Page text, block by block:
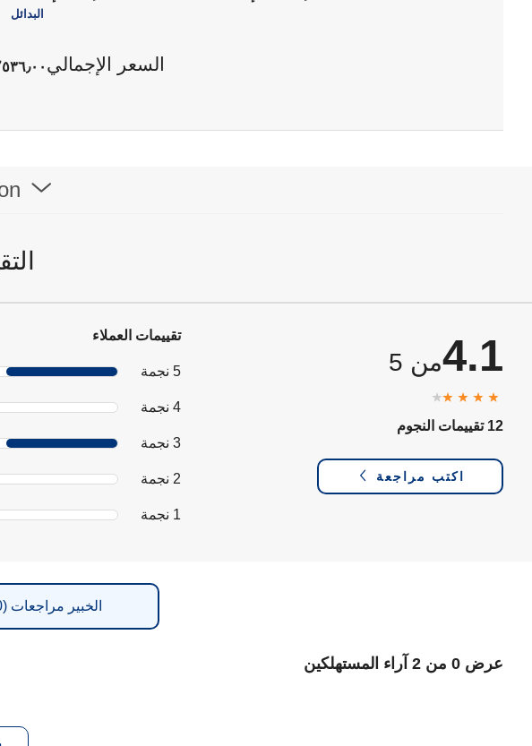
البدائل
السعر الإجمالي ٤٬٥٣٦٫٠٠
4.1من 5
12 تقييمات النجوم
اكتب مراجعة
تقييمات العملاء
5 نجمة
4 نجمة
3 نجمة
2 نجمة
1 نجمة
الخبير مراجعات (10)
عرض 0 من 2 آراء المستهلكين